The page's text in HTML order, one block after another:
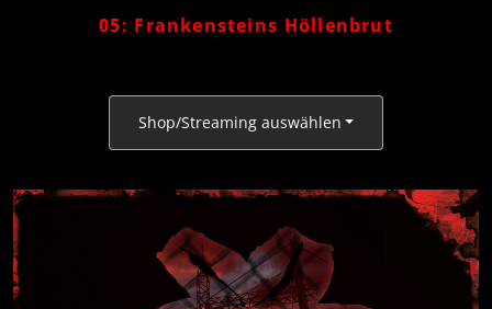
05: Frankensteins Höllenbrut
Shop/Streaming auswählen